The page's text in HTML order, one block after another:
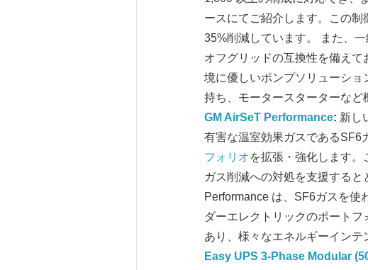
ースにてご紹介します。この
35%削減しています。 また、
オフグリッドの互換性を備え
境に優しいポンプソリューシ
持ち、モータースターターなど
GM AirSeT Performance: 新し
有害な温室効果ガスであるSF6
フォリオを拡張・強化します
ガス削減への対処を支援する
Performance は、SF6ガスを使
ダーエレクトリックのポート
あり、様々なエネルギーインテ
Easy UPS 3-Phase Modular